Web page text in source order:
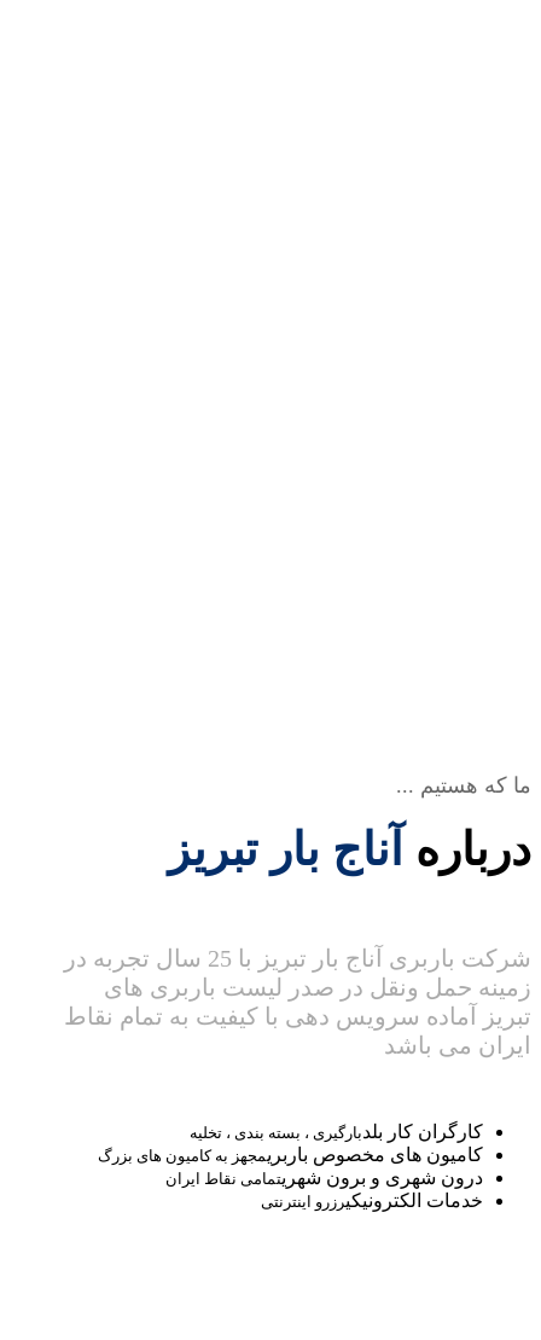
ما که هستیم ...
درباره آناج بار تبریز
شرکت باربری آناج بار تبریز با 25 سال تجربه در
زمینه حمل ونقل در صدر لیست باربری های
تبریز آماده سرویس دهی با کیفیت به تمام نقاط
ایران می باشد
کارگران کار بلدبارگیری ، بسته بندی ، تخلیه
کامیون های مخصوص باربریمجهز به کامیون های بزرگ
درون شهری و برون شهریتمامی نقاط ایران
خدمات الکترونیکیرزرو اینترنتی